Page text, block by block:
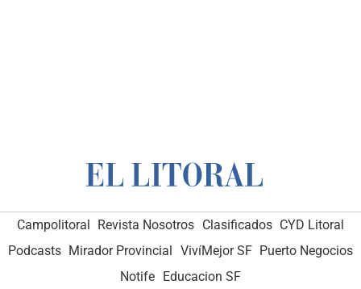
Campolitoral Revista Nosotros Clasificados CYD Litoral
Podcasts Mirador Provincial VivíMejor SF Puerto Negocios
Notife
Educacion SF